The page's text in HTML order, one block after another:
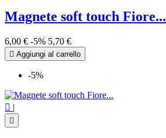
Magnete soft touch Fiore...
6,00 € -5% 5,70 €
 Aggiungi al carrello
-5%
 |
